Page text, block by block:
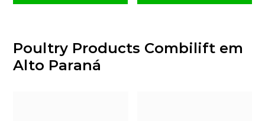
Poultry Products Combilift em
Alto Paraná